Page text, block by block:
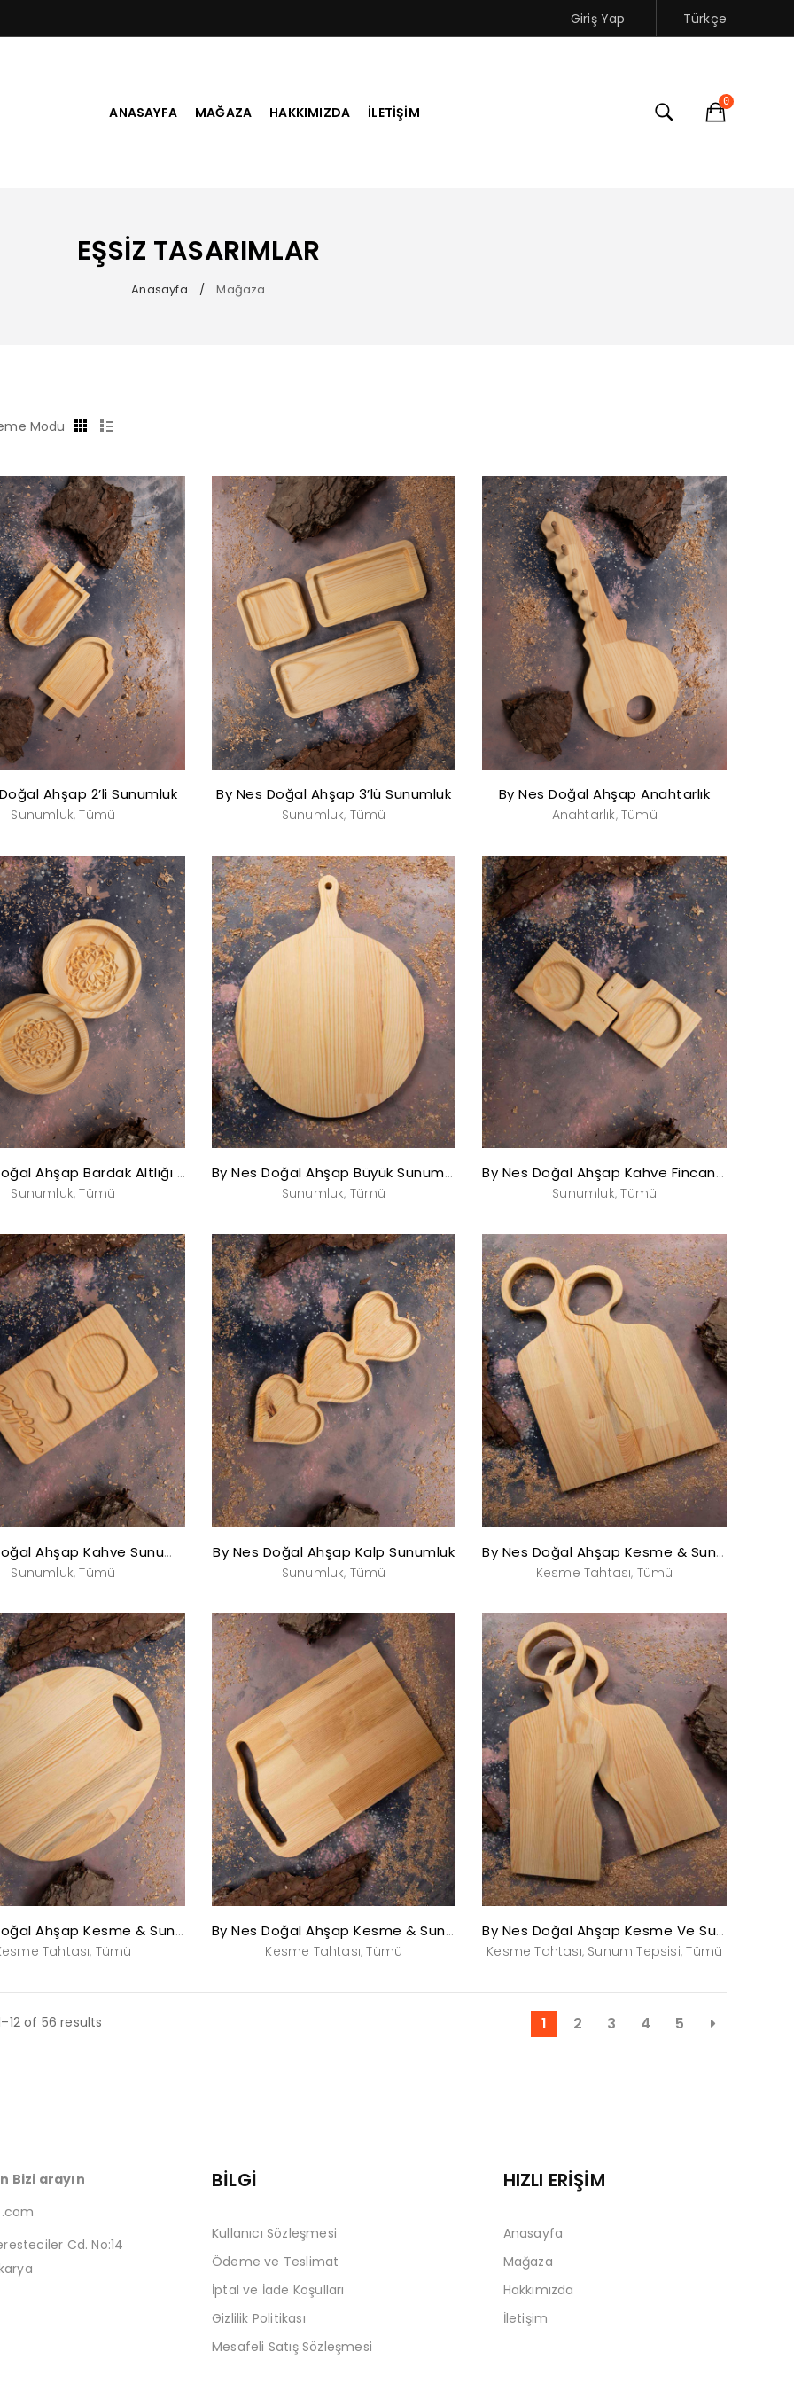
Giriş Yap Türkçe
ANASAYFA MAĞAZA HAKKIMIZDA İLETIŞIM
0
EŞSİZ TASARIMLAR
Anasayfa Mağaza
Modu
Ahşap 2’li Sunumluk
Sunumluk,Tümü
By Nes Doğal Ahşap 3’lü Sunumluk
Sunumluk, Tümü
By Nes Doğal Ahşap Anahtarlık
Anahtarlık, Tümü
By Nes Doğal Ahşap Bardak Altlığı (4’lü)
Sunumluk,Tümü
By Nes Doğal Ahşap Büyük Sunumluk
Sunumluk, Tümü
By Nes Doğal Ahşap Kahve Fincanı Sunumluğu (4’lü)
Sunumluk,Tümü
By Nes Doğal Ahşap Kahve Sunumluğu
Sunumluk,Tümü
By Nes Doğal Ahşap Kalp Sunumluk
Sunumluk, Tümü
By Nes Doğal Ahşap Kesme & Sunum Tahtası
Kesme Tahtası, Tümü
By Nes Doğal Ahşap Kesme & Sunum Tahtası
Tahtası, Tümü
By Nes Doğal Ahşap Kesme & Sunum Tahtası
Kesme Tahtası,Tümü
By Nes Doğal Ahşap Kesme Ve Sunum Tahtası
Kesme Tahtası, Sunum Tepsisi,Tümü
of 56 results 1 2 3 4 5
Bizi arayın
Cd. No:14
BİLGİ
Kullanıcı Sözleşmesi
Ödeme ve Teslimat
İptal ve İade Koşulları
Gizlilik Politikası
Mesafeli Satış Sözleşmesi
HIZLI ERİŞİM
Anasayfa
Mağaza
Hakkımızda
İletişim